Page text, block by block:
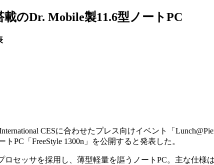
のDr. Mobile製11.6型ノートPC
CESに合わせたプレス向けイベント「
トPC「FreeStyle 1300n」を公開すると発表した。
セッサを採用し、薄型軽量を謳うノートPC。主な仕様